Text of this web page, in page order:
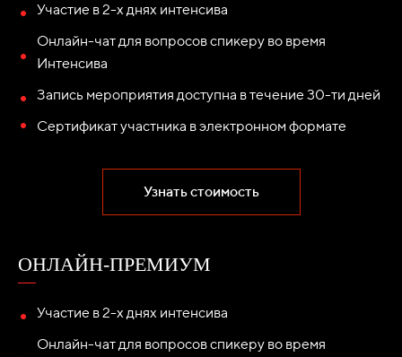
Участие в 2-х днях интенсива
Онлайн-чат для вопросов спикеру во время
Интенсива
Запись мероприятия доступна в течение 30-ти дней
Сертификат участника в электронном формате
Узнать стоимость
ОНЛАЙН-ПРЕМИУМ
Участие в 2-х днях интенсива
Онлайн-чат для вопросов спикеру во время